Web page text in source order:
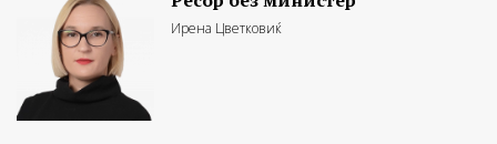
Ирена Цветковиќ